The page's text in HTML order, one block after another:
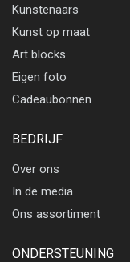
Kunstenaars
Kunst op maat
Art blocks
Eigen foto
Cadeaubonnen
BEDRIJF
Over ons
In de media
Ons assortiment
ONDERSTEUNING